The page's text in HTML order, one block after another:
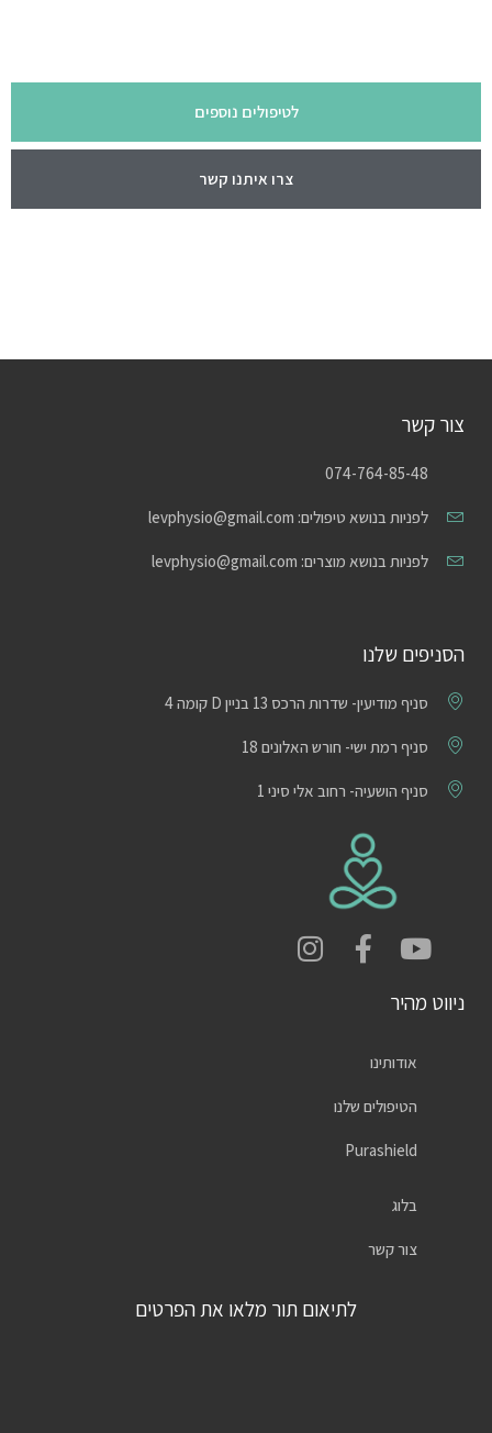
לטיפולים נוספים
צרו איתנו קשר
צור קשר
074-764-85-48
לפניות בנושא טיפולים: levphysio@gmail.com
לפניות בנושא מוצרים: levphysio@gmail.com
הסניפים שלנו
סניף מודיעין- שדרות הרכס 13 בניין D קומה 4
סניף רמת ישי- חורש האלונים 18
סניף הושעיה- רחוב אלי סיני 1
ניווט מהיר
אודותינו
הטיפולים שלנו
Purashield
בלוג
צור קשר
לתיאום תור מלאו את הפרטים